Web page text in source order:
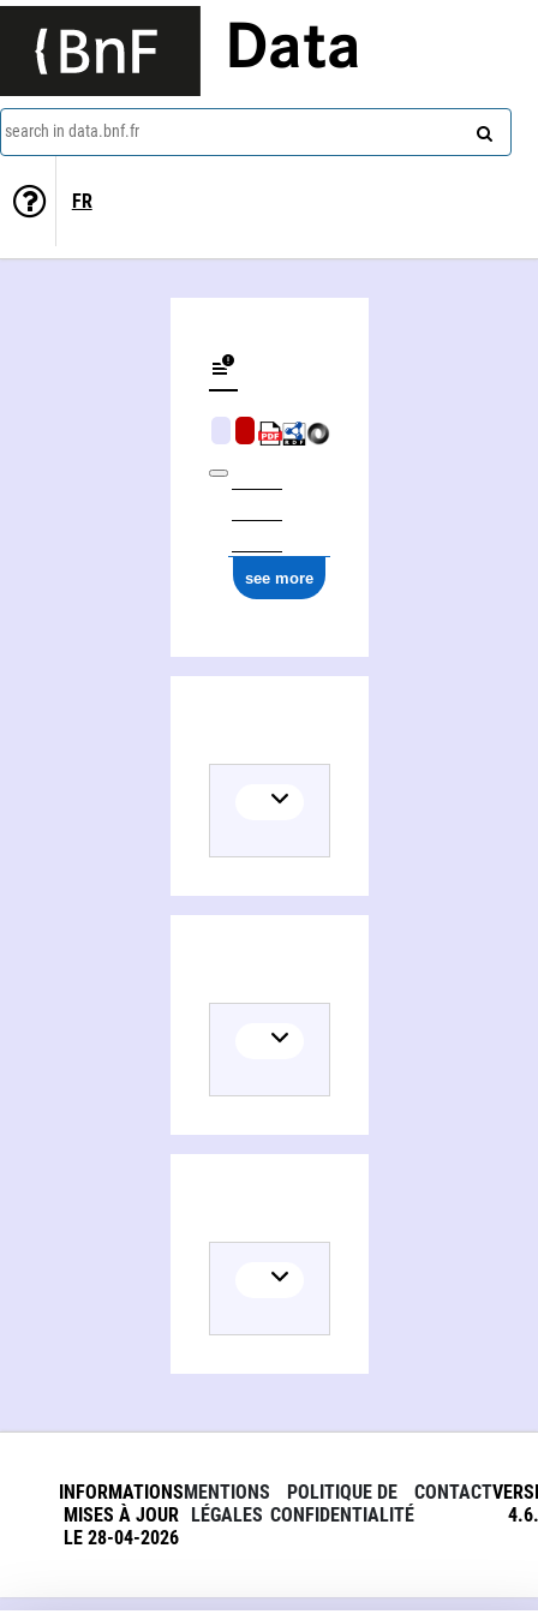
Data
search in data.bnf.fr
FR
see more
INFORMATIONS
MISES À JOUR
LE 28-04-2026
MENTIONS
LÉGALES
POLITIQUE DE
CONFIDENTIALITÉ
CONTACT